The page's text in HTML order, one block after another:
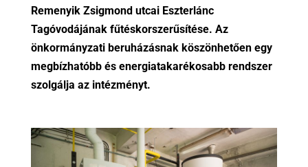
Remenyik Zsigmond utcai Eszterlánc
Tagóvodájának fűtéskorszerűsítése. Az
önkormányzati beruházásnak köszönhetően egy
megbízhatóbb és energiatakarékosabb rendszer
szolgálja az intézményt.